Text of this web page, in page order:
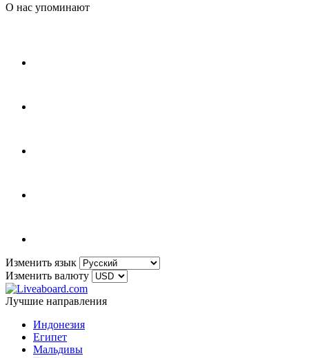
О нас упоминают
Изменить язык
Изменить валюту
Лучшие направления
Индонезия
Египет
Мальдивы